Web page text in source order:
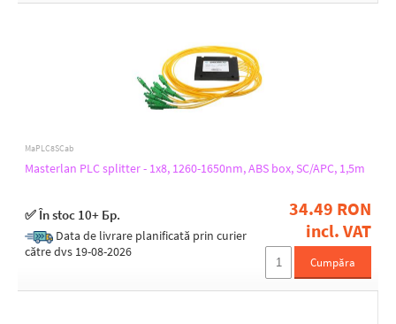
MaPLC8SCab
Masterlan PLC splitter - 1x8, 1260-1650nm, ABS box, SC/APC, 1,5m
✅ În stoc 10+ Бр.
Data de livrare planificată prin curier
către dvs 19-08-2026
34.49 RON
incl. VAT
Cumpăra